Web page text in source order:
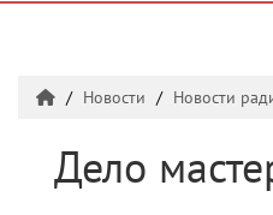
Новости Новости
Дело